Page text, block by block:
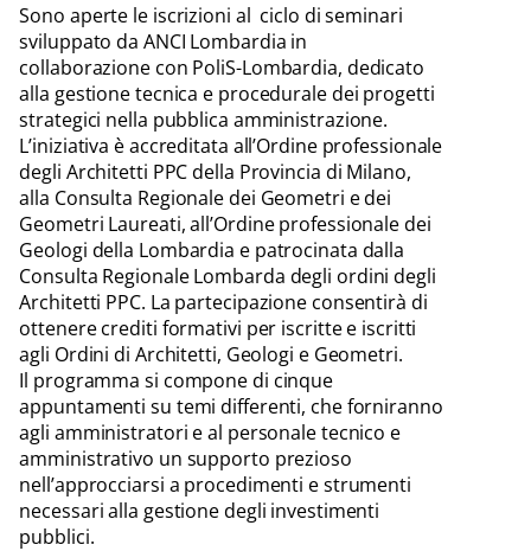
Sono aperte le iscrizioni al ciclo di seminari
sviluppato da ANCI Lombardia in
collaborazione con PoliS-Lombardia, dedicato
alla gestione tecnica e procedurale dei progetti
strategici nella pubblica amministrazione.
L’iniziativa è accreditata all’Ordine professionale
degli Architetti PPC della Provincia di Milano,
alla Consulta Regionale dei Geometri e dei
Geometri Laureati, all’Ordine professionale dei
Geologi della Lombardia e patrocinata dalla
Consulta Regionale Lombarda degli ordini degli
Architetti PPC. La partecipazione consentirà di
ottenere crediti formativi per iscritte e iscritti
agli Ordini di Architetti, Geologi e Geometri.
Il programma si compone di cinque
appuntamenti su temi differenti, che forniranno
agli amministratori e al personale tecnico e
amministrativo un supporto prezioso
nell’approcciarsi a procedimenti e strumenti
necessari alla gestione degli investimenti
pubblici.